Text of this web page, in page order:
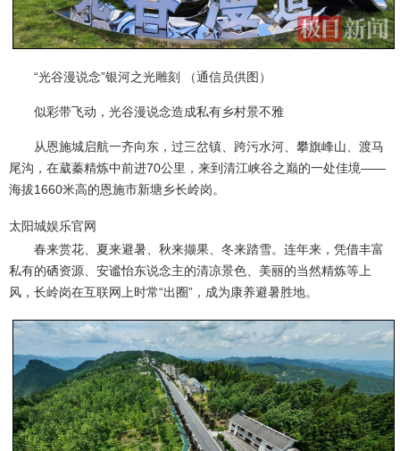
“光谷漫说念”银河之光雕刻 （通信员供图）
似彩带飞动，光谷漫说念造成私有乡村景不雅
从恩施城启航一齐向东，过三岔镇、跨污水河、攀旗峰山、渡马
尾沟，在葳蓁精炼中前进70公里，来到清江峡谷之巅的一处佳境——
海拔1660米高的恩施市新塘乡长岭岗。
太阳城娱乐官网
春来赏花、夏来避暑、秋来撷果、冬来踏雪。连年来，凭借丰富
私有的硒资源、安谧怡东说念主的清凉景色、美丽的当然精炼等上
风，长岭岗在互联网上时常“出圈”，成为康养避暑胜地。